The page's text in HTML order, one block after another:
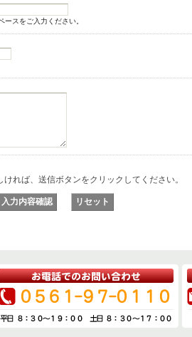
ースをご入力ください。
れば、送信ボタンをクリックしてください。